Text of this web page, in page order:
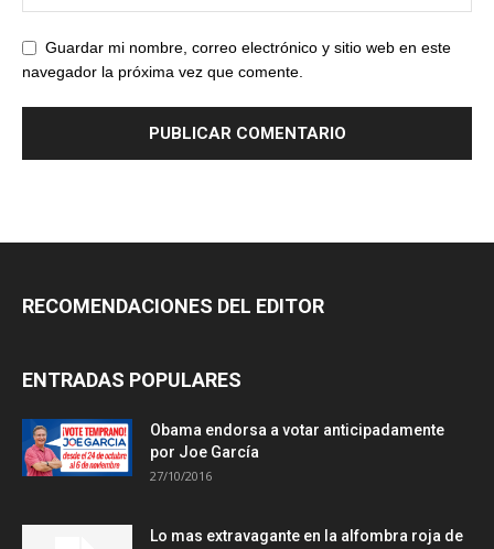
Guardar mi nombre, correo electrónico y sitio web en este
navegador la próxima vez que comente.
RECOMENDACIONES DEL EDITOR
ENTRADAS POPULARES
Obama endorsa a votar anticipadamente
por Joe García
27/10/2016
Lo mas extravagante en la alfombra roja de